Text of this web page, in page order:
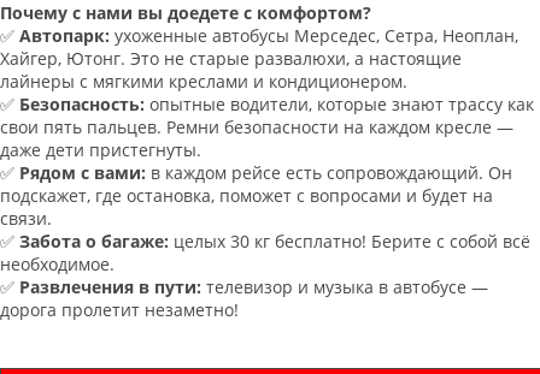
Почему с нами вы доедете с комфортом?
✅ Автопарк: ухоженные автобусы Мерседес, Сетра, Неоплан,
Хайгер, Ютонг. Это не старые развалюхи, а настоящие
лайнеры с мягкими креслами и кондиционером.
✅ Безопасность: опытные водители, которые знают трассу как
свои пять пальцев. Ремни безопасности на каждом кресле —
даже дети пристегнуты.
✅ Рядом с вами: в каждом рейсе есть сопровождающий. Он
подскажет, где остановка, поможет с вопросами и будет на
связи.
✅ Забота о багаже: целых 30 кг бесплатно! Берите с собой всё
необходимое.
✅ Развлечения в пути: телевизор и музыка в автобусе —
дорога пролетит незаметно!